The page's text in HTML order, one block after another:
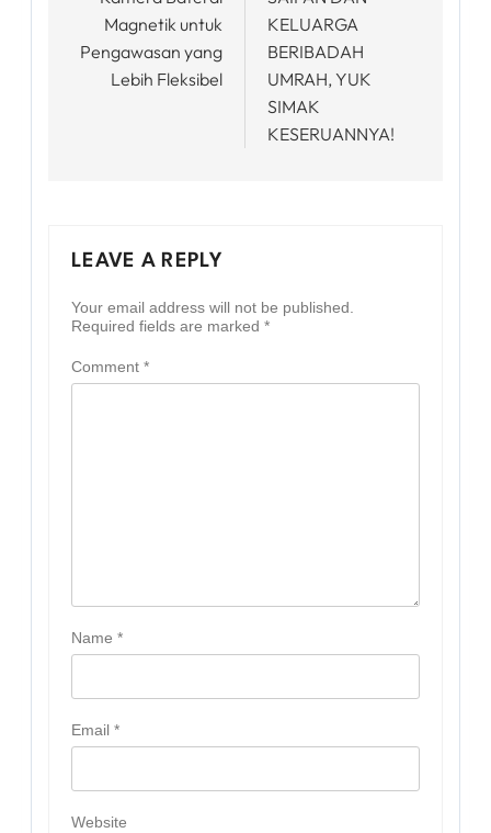
Magnetik untuk
Pengawasan yang
Lebih Fleksibel
KELUARGA
BERIBADAH
UMRAH, YUK
SIMAK
KESERUANNYA!
LEAVE A REPLY
Your email address will not be published.
Required fields are marked *
Comment *
Name *
Email *
Website